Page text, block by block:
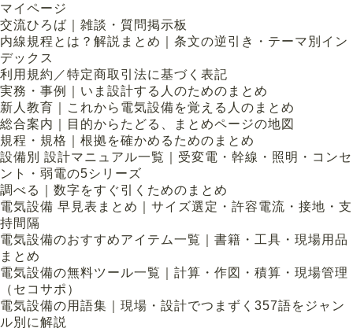
マイページ
交流ひろば｜雑談・質問掲示板
内線規程とは？解説まとめ｜条文の逆引き・テーマ別イン
デックス
利用規約／特定商取引法に基づく表記
実務・事例｜いま設計する人のためのまとめ
新人教育｜これから電気設備を覚える人のまとめ
総合案内｜目的からたどる、まとめページの地図
規程・規格｜根拠を確かめるためのまとめ
設備別 設計マニュアル一覧｜受変電・幹線・照明・コンセ
ント・弱電の5シリーズ
調べる｜数字をすぐ引くためのまとめ
電気設備 早見表まとめ｜サイズ選定・許容電流・接地・支
持間隔
電気設備のおすすめアイテム一覧｜書籍・工具・現場用品
まとめ
電気設備の無料ツール一覧｜計算・作図・積算・現場管理
（セコサポ）
電気設備の用語集｜現場・設計でつまずく357語をジャン
ル別に解説